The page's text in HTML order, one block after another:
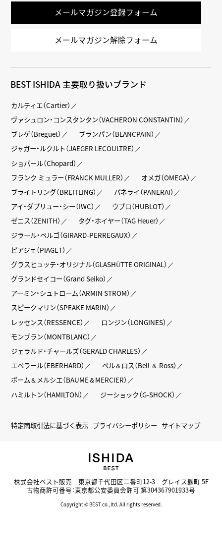
メールマガジン登録フォーム
メールマガジン解除フォーム
BEST ISHIDA 主要取り扱いブランド
カルティエ（Cartier）
ヴァシュロン・コンスタンタン（VACHERON CONSTANTIN）
ブレゲ（Breguet）
ブランパン（BLANCPAIN）
ジャガー・ルクルト（JAEGER LECOULTRE）
ショパール（Chopard）
フランク ミュラー（FRANCK MULLER）
オメガ（OMEGA）
ブライトリング（BREITLING）
パネライ（PANERAI）
アイ・ダブリュー・シー（IWC）
ウブロ（HUBLOT）
ゼニス（ZENITH）
タグ・ホイヤー（TAG Heuer）
ジラール・ペルゴ（GIRARD-PERREGAUX）
ピアジェ（PIAGET）
グラスヒュッテ・オリジナル（GLASHÜTTE ORIGINAL）
グランドセイコー（Grand Seiko）
アーミン・シュトローム（ARMIN STROM）
スピークマリン（SPEAKE MARIN）
レッセンス（RESSENCE）
ロンジン（LONGINES）
モンブラン（MONTBLANC）
ジェラルド・チャールズ（GERALD CHARLES）
エベラール（EBERHARD）
ベル＆ロス（Bell ＆ Ross）
ボーム＆メルシエ（BAUME＆MERCIER）
ハミルトン（HAMILTON）
ジーショック（G-SHOCK）
特定商取引法に基づく表示 プライバシーポリシー サイトマップ
株式会社ベスト販売 東京都千代田区二番町12-3 グレイス麹町 5F
古物商許可番号：東京都公安委員会許可 第304367901933号
Copyright © BEST co.,ltd. All rights reserved.